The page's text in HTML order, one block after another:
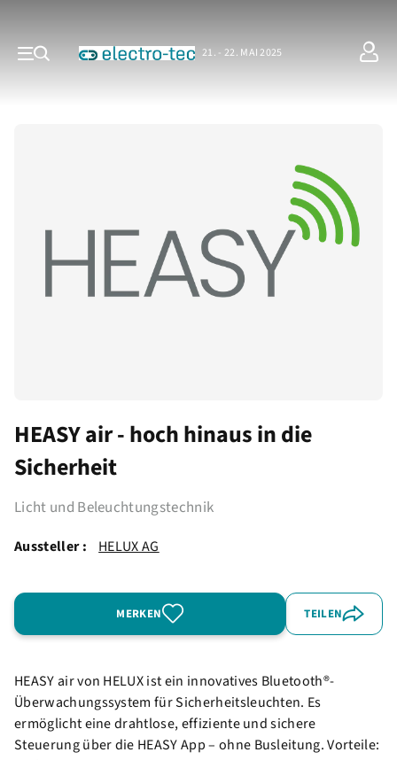
21. - 22. MAI 2025
HEASY air - hoch hinaus in die
Sicherheit
Licht und Beleuchtungstechnik
Aussteller : HELUX AG
MERKEN TEILEN
HEASY air von HELUX ist ein innovatives Bluetooth®-
Überwachungssystem für Sicherheitsleuchten. Es
ermöglicht eine drahtlose, effiziente und sichere
Steuerung über die HEASY App – ohne Busleitung. Vorteile: